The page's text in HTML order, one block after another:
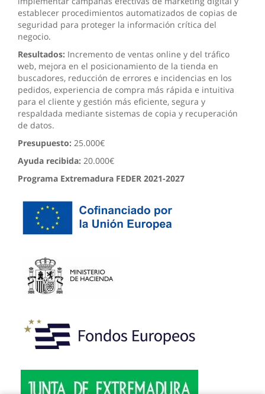
establecer procedimientos automatizados de copias de
seguridad para proteger la información crítica del
negocio.
Resultados: Incremento de ventas online y del tráfico
web, mejora en el posicionamiento de la tienda en
buscadores, reducción de errores e incidencias en los
pedidos, experiencia de compra más rápida e intuitiva
para el cliente y gestión más eficiente, segura y
respaldada mediante sistemas de copia y recuperación
de datos.
Presupuesto: 25.000€
Ayuda recibida: 20.000€
Programa Extremadura FEDER 2021-2027